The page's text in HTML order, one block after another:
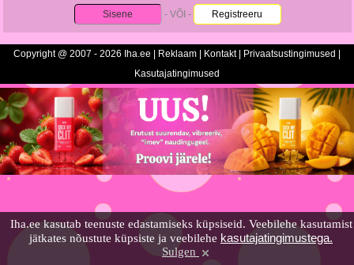
Iha.ee kasutab teenuste edastamiseks küpsiseid. Veebilehe kasutamist
jätkates nõustute küpsiste ja veebilehe kasutajatingimustega.
Sulgen
Sisene
- VÕI - Registreeru
Copyright @ 2007 - 2026 Iha.ee | Reklaam Kontakt| Privaatsustingimused
Kasutajatingimused